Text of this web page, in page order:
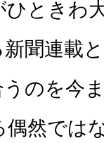
ひときわ
聞連載
のを今
然では